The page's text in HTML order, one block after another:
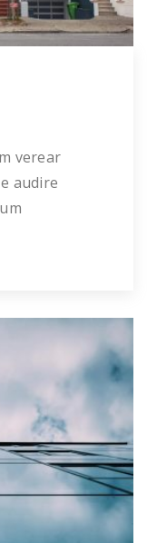
verear
audire
eu.
sit, ridens